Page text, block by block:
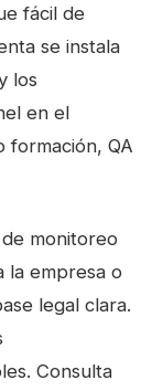
fácil de
se instala
los
en el
formación, QA
monitoreo
la empresa o
legal clara.
Consulta